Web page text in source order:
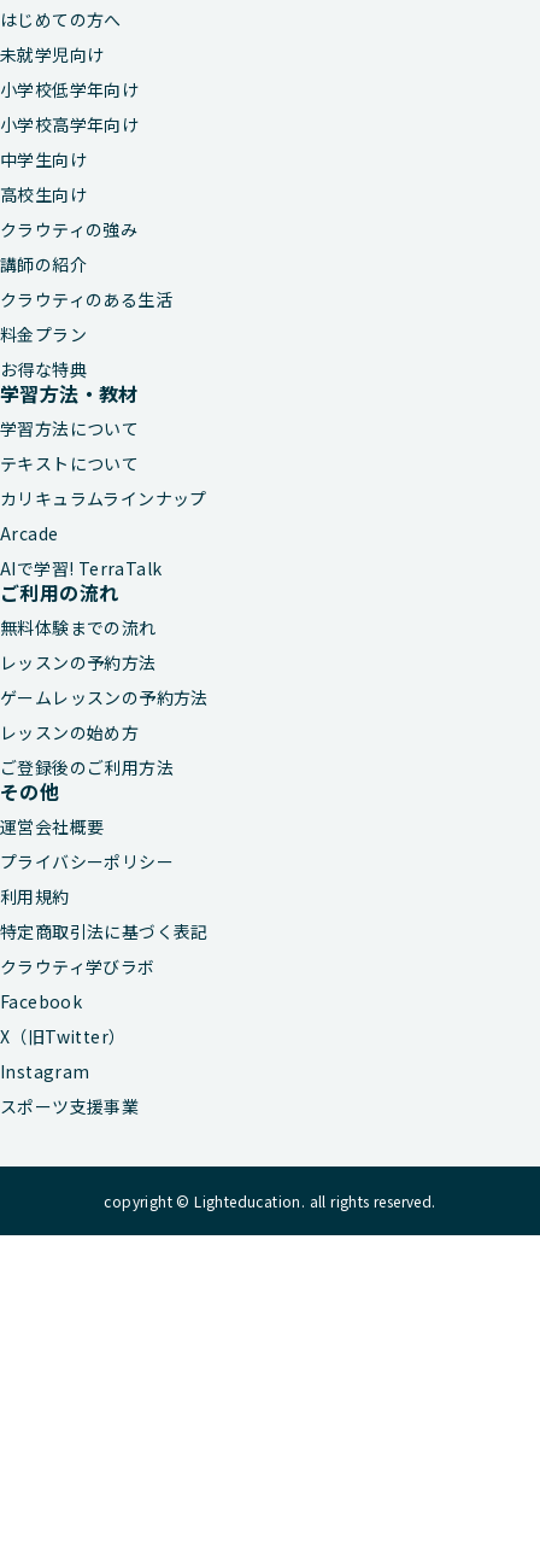
はじめての方へ
未就学児向け
小学校低学年向け
小学校高学年向け
中学生向け
高校生向け
クラウティの強み
講師の紹介
クラウティのある生活
料金プラン
お得な特典
学習方法・教材
学習方法について
テキストについて
カリキュラムラインナップ
Arcade
AIで学習! TerraTalk
ご利用の流れ
無料体験までの流れ
レッスンの予約方法
ゲームレッスンの予約方法
レッスンの始め方
ご登録後のご利用方法
その他
運営会社概要
プライバシーポリシー
利用規約
特定商取引法に基づく表記
クラウティ学びラボ
Facebook
X（旧Twitter）
Instagram
スポーツ支援事業
copyright © Lighteducation. all rights reserved.